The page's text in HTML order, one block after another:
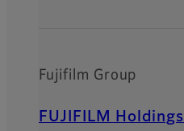
Fujifilm Group
FUJIFILM Holdings